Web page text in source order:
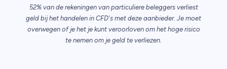
52% van de rekeningen van particuliere beleggers verliest
geld bij het handelen in CFD's met deze aanbieder. Je moet
overwegen of je het je kunt veroorloven om het hoge risico
te nemen om je geld te verliezen.